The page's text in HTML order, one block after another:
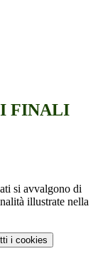
FINALI
si avvalgono di
illustrate nella
i cookies